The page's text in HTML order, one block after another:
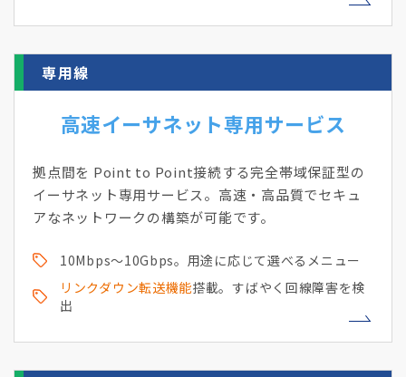
専用線
高速イーサネット専用サービス
拠点間を Point to Point接続する完全帯域保証型の
イーサネット専用サービス。高速・高品質でセキュ
アなネットワークの構築が可能です。
10Mbps～10Gbps。用途に応じて選べるメニュー
リンクダウン転送機能搭載。すばやく回線障害を検
出